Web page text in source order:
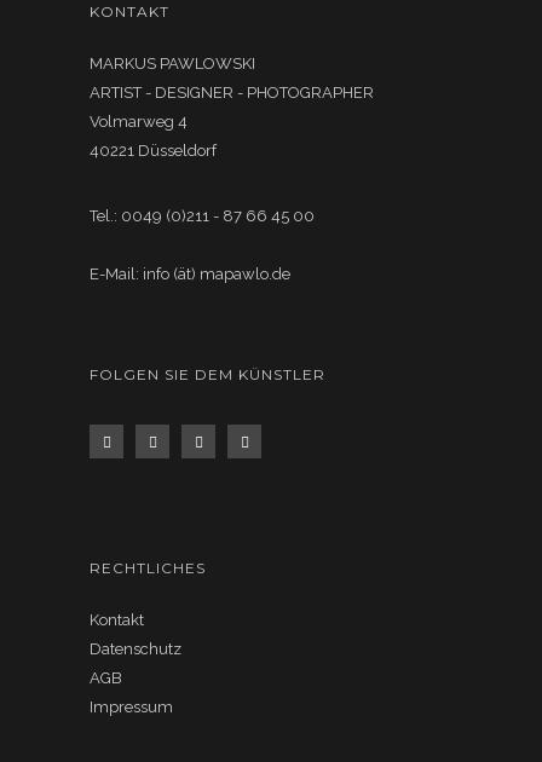
KONTAKT
MARKUS PAWLOWSKI
ARTIST - DESIGNER - PHOTOGRAPHER
Volmarweg 4
40221 Düsseldorf
Tel.: 0049 (0)211 - 87 66 45 00
E-Mail: info (ät) mapawlo.de
FOLGEN SIE DEM KÜNSTLER
RECHTLICHES
Kontakt
Datenschutz
AGB
Impressum